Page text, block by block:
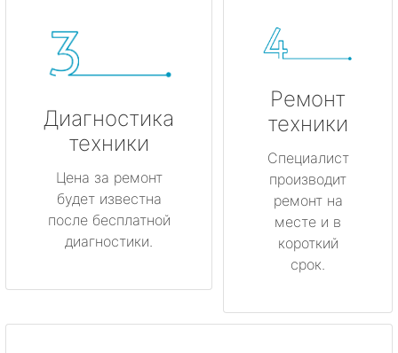
Диагностика
техники
Цена за ремонт
будет известна
после бесплатной
диагностики.
Ремонт
техники
Специалист
производит
ремонт на
месте и в
короткий
срок.